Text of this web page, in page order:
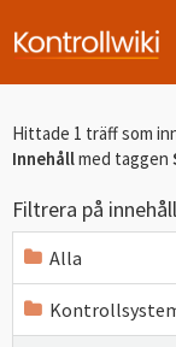
Hittade 1 träff som
Innehållmed taggen
Filtrera på innehåll
Alla